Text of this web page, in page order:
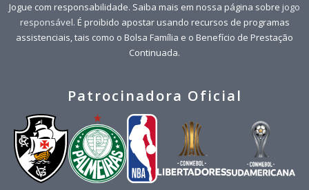
Jogue com responsabilidade. Saiba mais em nossa página sobre jogo
responsável. É proibido apostar usando recursos de programas
assistenciais, tais como o Bolsa Família e o Benefício de Prestação
Continuada.
Patrocinadora Oficial